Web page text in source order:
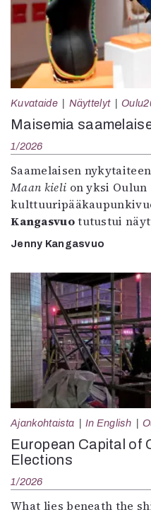
Kuvataide Näyttelyt
Maisemia
1/2026
Saamelaisen
Maan kieli on yksi Oulun
Kangasvuotutustui
Jenny Kangasvuo
Ajankohtaista In English
European Capital of
Elections
1/2026
What lies beneath the